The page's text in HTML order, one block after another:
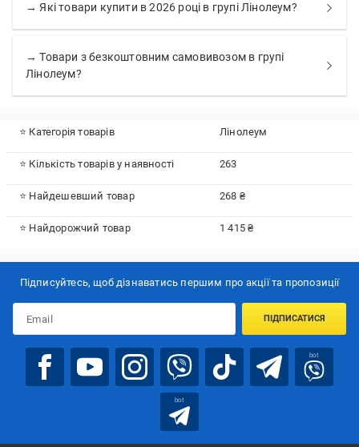
→ Які товари купити в 2026 році в групі Лінолеум?
→ Товари з безкоштовним самовивозом в групі
Лінолеум?
⭐ Категорія товарів Лінолеум
⭐ Кількість товарів у наявності 263
⭐ Найдешевший товар 268 ₴
⭐ Найдорожчий товар 1 415 ₴
Підписуйтесь, щоб дізнаватись першим про акції та пропозиції
ПІДПИСАТИСЯ
bot
bot